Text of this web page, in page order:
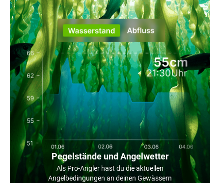
Pegelstände und Angelwetter
Als Pro-Angler hast du die aktuellen
Angelbedingungen an deinen Gewässern